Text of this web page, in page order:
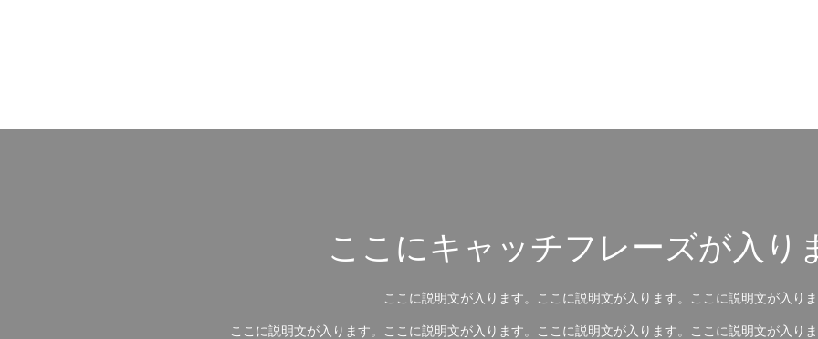
ここにキャッチフレーズが入り
ここに説明文が入ります。ここに説明文が入ります。ここに説明文が入り
ここに説明文が入ります。ここに説明文が入ります。ここに説明文が入ります。ここに説明文が入り